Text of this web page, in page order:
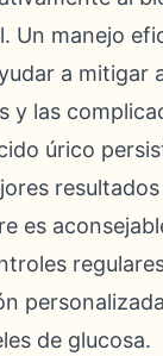
Un manejo
a mitigar
y las
úrico
resultados
es
de glucosa.